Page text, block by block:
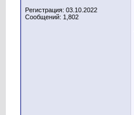
Регистрация: 03.10.2022
Сообщений: 1,802